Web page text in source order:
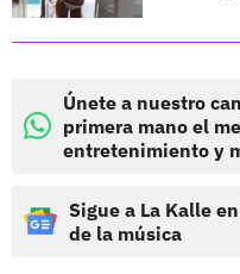
Únete a nuestro
primera mano el
entretenimiento y
Sigue a La Kalle
de la música